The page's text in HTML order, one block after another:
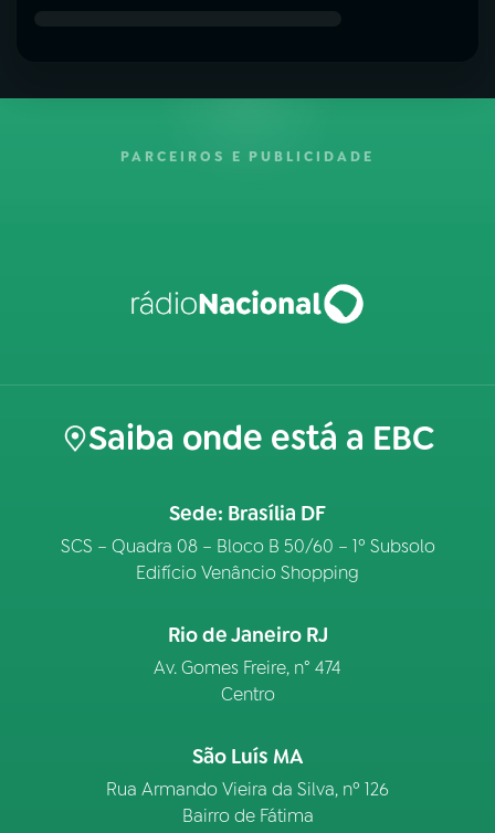
PARCEIROS E PUBLICIDADE
Saiba onde está a EBC
Sede: Brasília DF
SCS – Quadra 08 – Bloco B 50/60 – 1º Subsolo
Edifício Venâncio Shopping
Rio de Janeiro RJ
Av. Gomes Freire, n° 474
Centro
São Luís MA
Rua Armando Vieira da Silva, nº 126
Bairro de Fátima